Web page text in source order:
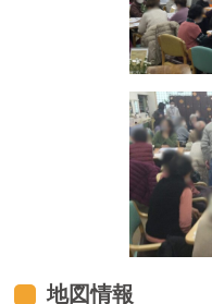
地図情報